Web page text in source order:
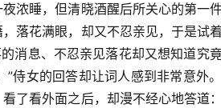
浓睡，但清晓酒醒后所关心的第一
落花满眼，却又不忍亲见，于是试
消息、不忍亲见落花却又想知道究
侍女的回答却让词人感到非常意外
了看外面之后，却漫不经心地答道